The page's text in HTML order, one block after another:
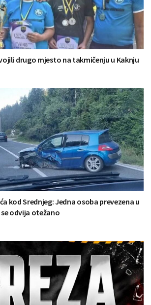
drugo mjesto na takmičenju u Kaknju
kod Srednjeg: Jedna osoba prevezena u
odvija otežano